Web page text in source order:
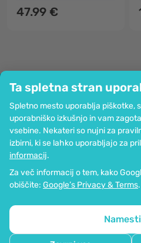
Ta spletna stran
Spletno mesto uporablja piškotke,
uporabniško izkušnjo in vam
vsebine. Nekateri so nujni za
izbirni, ki se lahko uporabljajo za
informacij.
Za več informacij o tem, kako
obiščite: Google’s Privacy & Terms.
47.99 €
Podjetje
Informacije
Pridružite se nam
Pomoč in naročila
Možnost kartičnega plačevanja.
preko SSL-kodiranja.
Zemljevid strani